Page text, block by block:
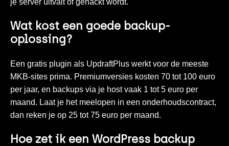
Wat kost een goede backup-
oplossing?
Een gratis plugin als UpdraftPlus werkt voor de meeste
MKB-sites prima. Premiumversies kosten 70 tot 100 euro
per jaar, en backups via je host vaak 1 tot 5 euro per
maand. Laat je het meelopen in een onderhoudscontract,
dan reken je op 25 tot 75 euro per maand.
Hoe zet ik een WordPress backup